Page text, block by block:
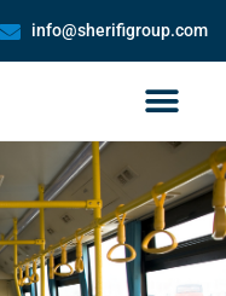
info@sherifigroup.com